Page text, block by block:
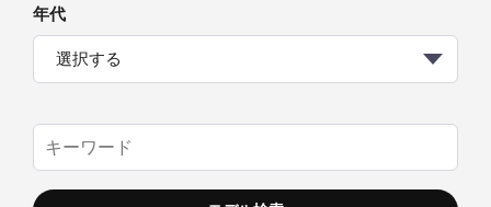
年代
選択する